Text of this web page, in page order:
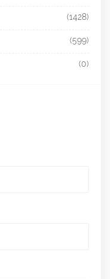
(1428)
(599)
(0)